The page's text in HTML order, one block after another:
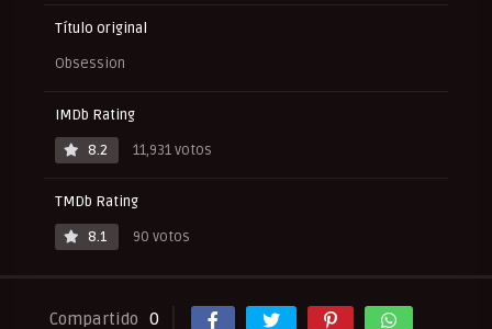
Título original
Obsession
IMDb Rating
8.2
11,931 votos
TMDb Rating
8.1
90 votos
Compartido 0